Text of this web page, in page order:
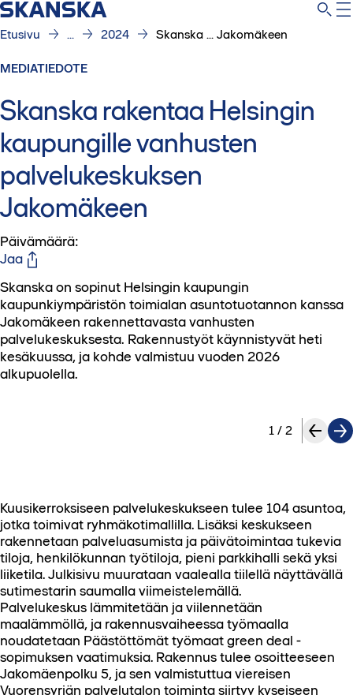
Etusivu ... 2024 Skanska ... Jakomäkeen
MEDIATIEDOTE
Skanska rakentaa Helsingin
kaupungille vanhusten
palvelukeskuksen
Jakomäkeen
Päivämäärä:
Jaa
Skanska on sopinut Helsingin kaupungin
kaupunkiympäristön toimialan asuntotuotannon kanssa
Jakomäkeen rakennettavasta vanhusten
palvelukeskuksesta. Rakennustyöt käynnistyvät heti
kesäkuussa, ja kohde valmistuu vuoden 2026
alkupuolella.
1/ 2
Kuusikerroksiseen palvelukeskukseen tulee 104 asuntoa,
jotka toimivat ryhmäkotimallilla. Lisäksi keskukseen
rakennetaan palveluasumista ja päivätoimintaa tukevia
tiloja, henkilökunnan työtiloja, pieni parkkihalli sekä yksi
liiketila. Julkisivu muurataan vaalealla tiilellä näyttävällä
sutimestarin saumalla viimeistelemällä.
Palvelukeskus lämmitetään ja viilennetään
maalämmöllä, ja rakennusvaiheessa työmaalla
noudatetaan Päästöttömät työmaat green deal -
sopimuksen vaatimuksia. Rakennus tulee osoitteeseen
Jakomäenpolku 5, ja sen valmistuttua viereisen
Vuorensyrjän palvelutalon toiminta siirtyy kyseiseen